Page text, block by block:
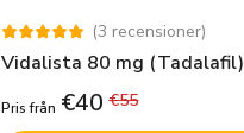
(3 recensioner)
Vidalista 80 mg (Tadalafil)
Pris från €40 €55